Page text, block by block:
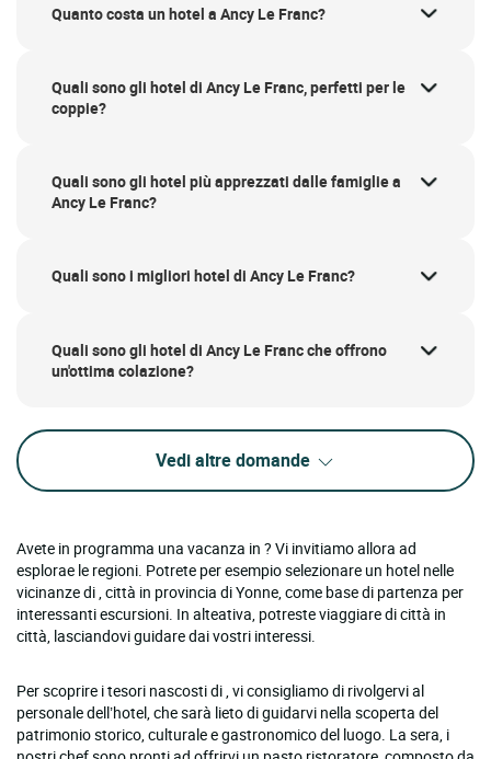
Quanto costa un hotel a Ancy Le Franc?
Quali sono gli hotel di Ancy Le Franc, perfetti per le
coppie?
Quali sono gli hotel più apprezzati dalle famiglie a
Ancy Le Franc?
Quali sono i migliori hotel di Ancy Le Franc?
Quali sono gli hotel di Ancy Le Franc che offrono
un'ottima colazione?
Vedi altre domande
Avete in programma una vacanza in ? Vi invitiamo allora ad
esplorae le regioni. Potrete per esempio selezionare un hotel nelle
vicinanze di , città in provincia di Yonne, come base di partenza per
interessanti escursioni. In alteativa, potreste viaggiare di città in
città, lasciandovi guidare dai vostri interessi.
Per scoprire i tesori nascosti di , vi consigliamo di rivolgervi al
personale dell’hotel, che sarà lieto di guidarvi nella scoperta del
patrimonio storico, culturale e gastronomico del luogo. La sera, i